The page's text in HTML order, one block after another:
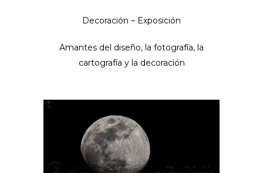
Decoración – Exposición
Amantes del diseño, la fotografía, la
cartografía y la decoración